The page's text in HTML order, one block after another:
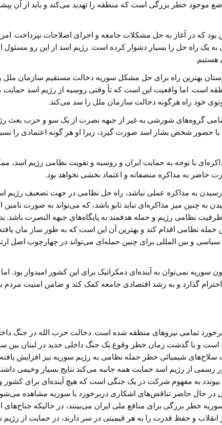
موجود خطر بزرگی است که منطقه را تهدید می‌کند و باید از آن
بود که در آغاز به حل مشکلات جامعه و اجرای اصلاحات نپرداخت.
به یک راه حل را بسیار دشوار کرده است. رژیم اسد از این رو مسئول
هستیم.
بهترین راه برای حل مشکل سوریه دخالت مستقیم سازمان ملل
است. اما واقعیت این است که تأ وقتی‌ روسیه از رژیم اسد حمایت
خود راه هرگونه دخالت سازمان ملل را سد می‌کند.
گروه‌های شورشی به غیر از جبهه نصرت از یک سو و حزب بعث
حضور شخص بشار اسد صورت گیرد، زیرا او هر گونه اعتمادی را
با توجه به حمایت ایران و روسیه و تقویت نظامی رژیم اسد،
حاضر به مذاکره منصفانه و اعتماد بخشی نخواهد بود.
رسیدن به مذاکره عملی نباشد، راه حل نظامی در جهت تضعیف رژیم
به چنین میز مذاکره‌ای نباید تابو باشد، که می‌تواند به صورت تامین
نظامی رژیم و حمله هدفمند به پایگاه‌های جبهه النصرت باشد.
حمله نظامی اقدام کند و بهترین آن این است که به طور ساز مان
و بین المللی برای چنین حمله‌ای می‌تواند در چهارچوب اصل
سوریه نمی‌توان به آینده‌ای دمکراتیک برای این کشور امیدوار بود.
گذارد و به رشد اقتصادی جامعه کمک کند و ضامن امنیت مردم
برخورد تمامی نیروهای منطقه شده است. دخالت حزب الله در جنگ
است و با گذشت زمان خطر وقوع یک جنگ داخلی‌ جدید در لبنان بین
شیمیائی خطر حمله نظامی به رژیم سوریه نیز افزایش
رسمی از رژیم اسد حمایت همه جانبه می‌کند نتایج بسیار وخیمی
بیوندد به مفهوم شرکت در یک جنگی است که هیچ آینده‌ای برای کشور
در حال حاضر تناقض‌های اشکاری دربرخورد با سوریه مشاهده
خطر بزرگی برای منافع ملی ایران می‌بینند، در حالیکه جناح‌های
و حفظ قدرت را به هر قیمیتی در سر دارند، در حمایت از رژیم